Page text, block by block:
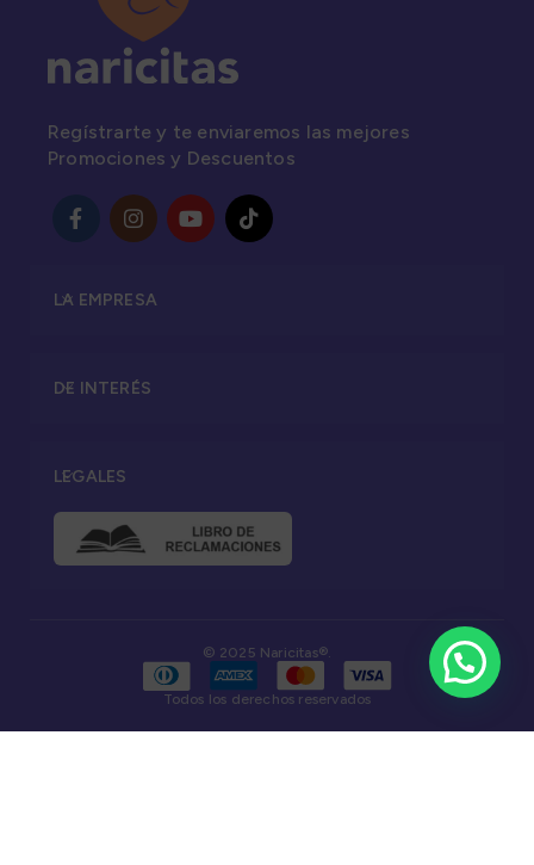
Regístrarte y te enviaremos las mejores
Promociones y Descuentos
LA EMPRESA
DE INTERÉS
LEGALES
© 2025 Naricitas®.
Todos los derechos reservados